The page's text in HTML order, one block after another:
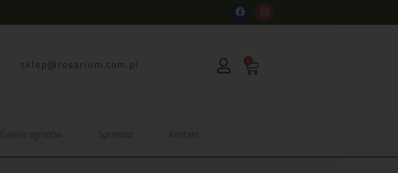
lp.moc.muirasor@pelks 0
Galeria ogrodów Sprzedaż Kontakt